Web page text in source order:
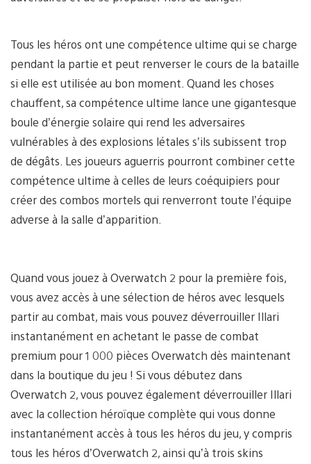
Tous les héros ont une compétence ultime qui se charge
pendant la partie et peut renverser le cours de la bataille
si elle est utilisée au bon moment. Quand les choses
chauffent, sa compétence ultime lance une gigantesque
boule d’énergie solaire qui rend les adversaires
vulnérables à des explosions létales s’ils subissent trop
de dégâts. Les joueurs aguerris pourront combiner cette
compétence ultime à celles de leurs coéquipiers pour
créer des combos mortels qui renverront toute l’équipe
adverse à la salle d’apparition.
Quand vous jouez à Overwatch 2 pour la première fois,
vous avez accès à une sélection de héros avec lesquels
partir au combat, mais vous pouvez déverrouiller Illari
instantanément en achetant le passe de combat
premium pour 1 000 pièces Overwatch dès maintenant
dans la boutique du jeu ! Si vous débutez dans
Overwatch 2, vous pouvez également déverrouiller Illari
avec la collection héroïque complète qui vous donne
instantanément accès à tous les héros du jeu, y compris
tous les héros d’Overwatch 2, ainsi qu’à trois skins